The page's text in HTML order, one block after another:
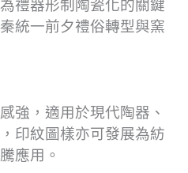
禮器形制陶瓷化的關鍵
統一前夕禮俗轉型與窯
強，適用於現代陶器、
印紋圖樣亦可發展為紡
應用。